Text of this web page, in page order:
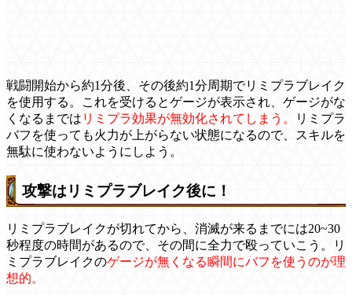
戦闘開始から約1分後、その後約1分周期でリミプラブレイク
を使用する。これを受けるとゲージが表示され、ゲージがな
くなるまでは リミプラ効果が無効化されてしまう。
リミプラ
バフを使っても火力が上がらない状態になるので、スキルを
無駄に使わないようにしよう。
攻撃はリミプラブレイク後に！
リミプラブレイクが切れてから、消滅が来るまでには20~30
秒程度の時間があるので、その間に全力で殴っていこう。リ
ミプラブレイクのゲージが無くなる瞬間にバフを使うのが理
想的。